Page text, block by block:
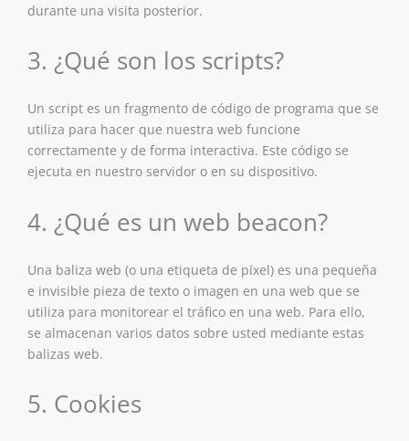
durante una visita posterior.
3. ¿Qué son los scripts?
Un script es un fragmento de código de programa que se
utiliza para hacer que nuestra web funcione
correctamente y de forma interactiva. Este código se
ejecuta en nuestro servidor o en su dispositivo.
4. ¿Qué es un web beacon?
Una baliza web (o una etiqueta de píxel) es una pequeña
e invisible pieza de texto o imagen en una web que se
utiliza para monitorear el tráfico en una web. Para ello,
se almacenan varios datos sobre usted mediante estas
balizas web.
5. Cookies